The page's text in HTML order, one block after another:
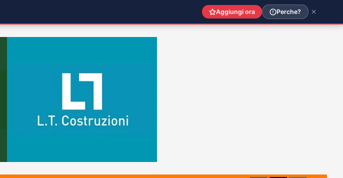
Aggiungi ora Perche?